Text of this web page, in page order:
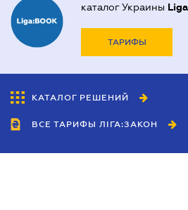
каталог Украины
ТАРИФЫ
КАТАЛОГ РЕШЕНИЙ
ВСЕ ТАРИФЫ ЛІГА:ЗАКОН